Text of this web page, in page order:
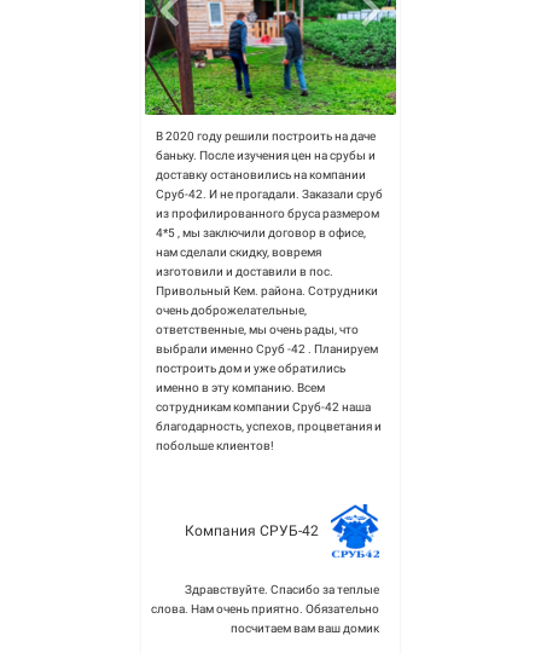
В 2020 году решили построить на даче
баньку. После изучения цен на срубы и
доставку остановились на компании
Сруб-42. И не прогадали. Заказали сруб
из профилированного бруса размером
4*5 , мы заключили договор в офисе,
нам сделали скидку, вовремя
изготовили и доставили в пос.
Привольный Кем. района. Сотрудники
очень доброжелательные,
ответственные, мы очень рады, что
выбрали именно Сруб -42 . Планируем
построить дом и уже обратились
именно в эту компанию. Всем
сотрудникам компании Сруб-42 наша
благодарность, успехов, процветания и
побольше клиентов!
Компания СРУБ-42
Здравствуйте. Спасибо за теплые
слова. Нам очень приятно. Обязательно
посчитаем вам ваш домик